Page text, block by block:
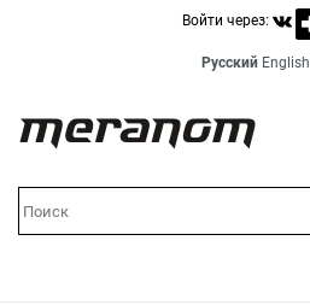
Войти через:
Русский English